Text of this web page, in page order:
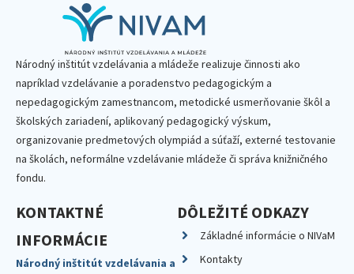
Národný inštitút vzdelávania a mládeže realizuje činnosti ako
napríklad vzdelávanie a poradenstvo pedagogickým a
nepedagogickým zamestnancom, metodické usmerňovanie škôl a
školských zariadení, aplikovaný pedagogický výskum,
organizovanie predmetových olympiád a súťaží, externé testovanie
na školách, neformálne vzdelávanie mládeže či správa knižničného
fondu.
KONTAKTNÉ
INFORMÁCIE
Národný inštitút vzdelávania a
DÔLEŽITÉ ODKAZY
Základné informácie o NIVaM
Kontakty